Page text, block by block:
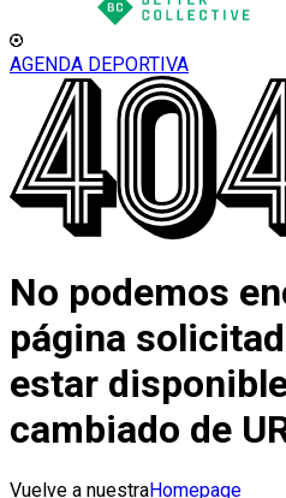
AGENDA DEPORTIVA
No podemos
página
estar
cambiado de
Vuelve a nuestraHomepage